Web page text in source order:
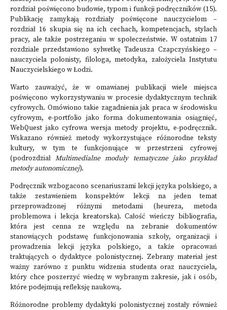
rozdział poświęcono budowie, typom i funkcji podręczników (15).
Publikację zamykają rozdziały poświęcone nauczycielom –
rozdział 16 skupia się na ich cechach, kompetencjach, stylach
pracy, ale także postrzeganiu w społeczeństwie. W ostatnim 17
rozdziale przedstawiono sylwetkę Tadeusza Czapczyńskiego –
nauczyciela polonisty, filologa, metodyka, założyciela Instytutu
Nauczycielskiego w Łodzi.
Warto zauważyć, że w omawianej publikacji wiele miejsca
poświęcono wykorzystywaniu w procesie dydaktycznym technik
cyfrowych. Omówiono takie zagadnienia jak praca w środowisku
cyfrowym, e-portfolio jako forma dokumentowania osiągnięć,
WebQuest jako cyfrowa wersja metody projektu, e-podręcznik.
Wskazano również metody wykorzystujące różnorodne teksty
kultury, w tym te funkcjonujące w przestrzeni cyfrowej
(podrozdziałMultimedialne moduły tematyczne jako przykład
metody autonomicznej).
Podręcznik wzbogacono scenariuszami lekcji języka polskiego, a
także zestawieniem konspektów lekcji na jeden temat
przeprowadzonej różnymi metodami (heureza, metoda
problemowa i lekcja kreatorska). Całość wieńczy bibliografia,
która jest cenna ze względu na zebranie dokumentów
stanowiących podstawę funkcjonowania szkoły, organizacji i
prowadzenia lekcji języka polskiego, a także opracowań
traktujących o dydaktyce polonistycznej. Zebrany materiał jest
ważny zarówno z punktu widzenia studenta oraz nauczyciela,
który chce poszerzyć wiedzę w wybranym zakresie, jak i osób,
które podejmują refleksję naukową.
Różnorodne problemy dydaktyki polonistycznej zostały również